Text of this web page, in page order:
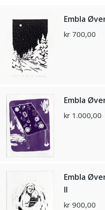
Embla
kr 700,00
Embla
kr 1.000,00
Embla
ll
kr 900,00